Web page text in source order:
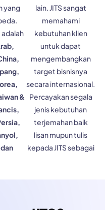
yang
adalah
&
lain. JITS sangat
memahami
kebutuhan klien
untuk dapat
mengembangkan
target bisnisnya
secara internasional.
Percayakan segala
jenis kebutuhan
terjemahan baik
lisan mupun tulis
kepada JITS sebagai